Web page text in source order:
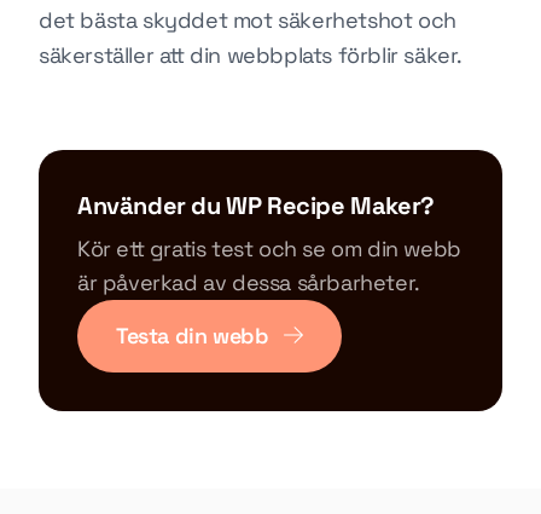
det bästa skyddet mot säkerhetshot och
säkerställer att din webbplats förblir säker.
Använder du WP Recipe Maker?
Kör ett gratis test och se om din webb
är påverkad av dessa sårbarheter.
Testa din webb